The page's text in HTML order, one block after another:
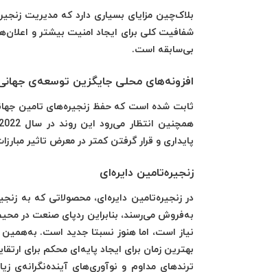
بلاک‌چین مزایای بسیاری دارد که مدیریت
شفافیت کلی برای ایجاد امنیت بیشتر و
بی‌سابقه است.
افزونه‌های محلی جایگزین توسعه‌ی
ثابت شده است که حفظ زنجیره‌های تامین
پایداری و قرار گرفتن کمتر در معرض تاثیر
زنجیره‌تامین دایره‌ای
در زنجیره‌تامین دایره‌ای، محصولاتی که به
به‌فروش می‌رسند، بنابراین ردپای صنعت در
بهترین زمان برای ایجاد پایه‌ای محکم برای
ترندهای مداوم و نوآوری‌های آینده‌نگرانه‌ی